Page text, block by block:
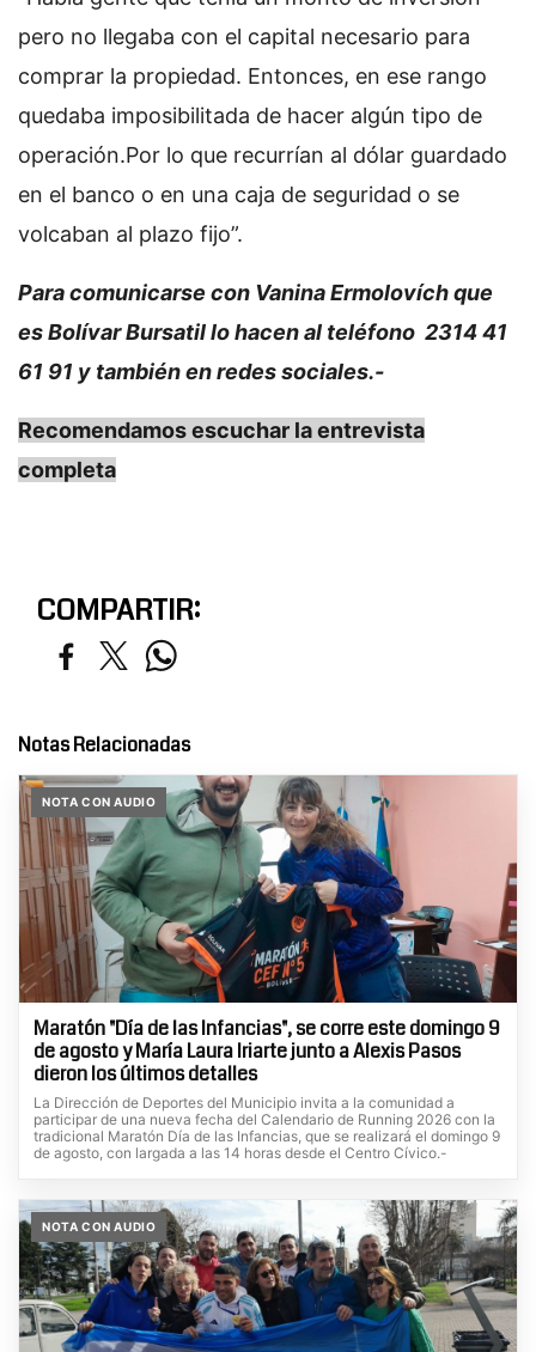
pero no llegaba con el capital necesario para
comprar la propiedad. Entonces, en ese rango
quedaba imposibilitada de hacer algún tipo de
operación.Por lo que recurrían al dólar guardado
en el banco o en una caja de seguridad o se
volcaban al plazo fijo”.
Para comunicarse con Vanina Ermolovích que
es Bolívar Bursatil lo hacen al teléfono 2314 41
61 91 y también en redes sociales.-
Recomendamos escuchar la entrevista
completa
COMPARTIR:
Notas Relacionadas
NOTA CON AUDIO
Maratón "Día de las Infancias", se corre este domingo 9
de agosto y María Laura Iriarte junto a Alexis Pasos
dieron los últimos detalles
La Dirección de Deportes del Municipio invita a la comunidad a
participar de una nueva fecha del Calendario de Running 2026 con la
tradicional Maratón Día de las Infancias, que se realizará el domingo 9
de agosto, con largada a las 14 horas desde el Centro Cívico.-
NOTA CON AUDIO